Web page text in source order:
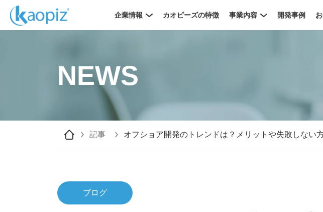
企業情報 カオピーズの特徴 事業内容 開発事例
NEWS
記事 オフショア開発のトレンドは？メリットや失敗しない
ブログ